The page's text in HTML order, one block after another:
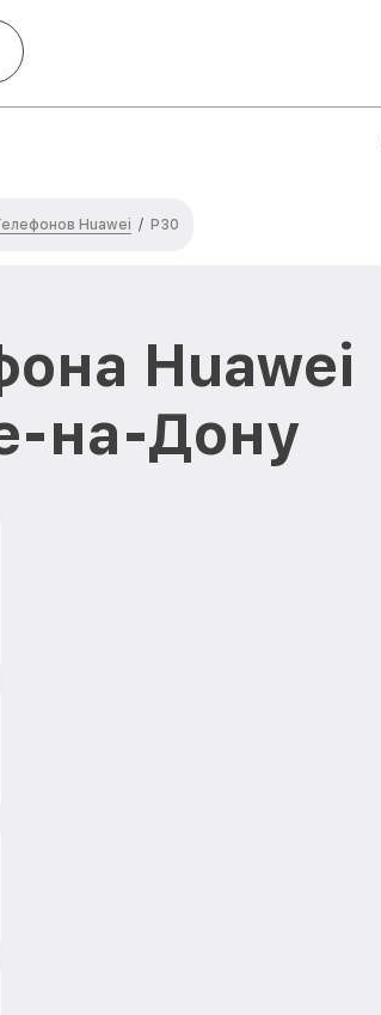
Huawei / P30
Huawei
на-Дону